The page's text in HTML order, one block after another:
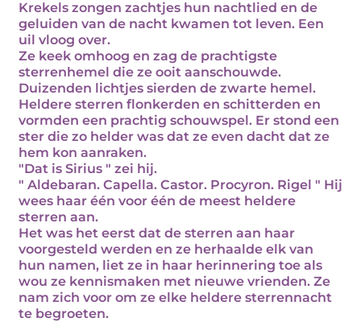
Krekels zongen zachtjes hun nachtlied en de
geluiden van de nacht kwamen tot leven. Een
uil vloog over.
Ze keek omhoog en zag de prachtigste
sterrenhemel die ze ooit aanschouwde.
Duizenden lichtjes sierden de zwarte hemel.
Heldere sterren flonkerden en schitterden en
vormden een prachtig schouwspel. Er stond een
ster die zo helder was dat ze even dacht dat ze
hem kon aanraken.
"Dat is Sirius " zei hij.
" Aldebaran. Capella. Castor. Procyron. Rigel " Hij
wees haar één voor één de meest heldere
sterren aan.
Het was het eerst dat de sterren aan haar
voorgesteld werden en ze herhaalde elk van
hun namen, liet ze in haar herinnering toe als
wou ze kennismaken met nieuwe vrienden. Ze
nam zich voor om ze elke heldere sterrennacht
te begroeten.